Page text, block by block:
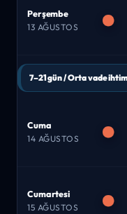
Perşembe
13 AĞUSTOS
7–21 gün / Orta vade
Cuma
14 AĞUSTOS
Cumartesi
15 AĞUSTOS